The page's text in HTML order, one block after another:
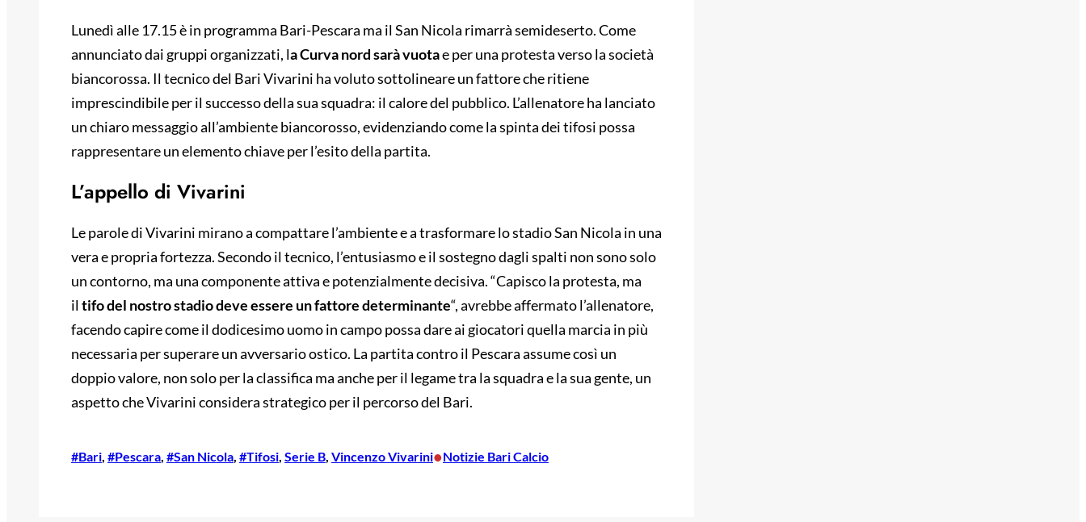
Lunedì alle 17.15 è in programma Bari-Pescara ma il San Nicola rimarrà semideserto. Come
annunciato dai gruppi organizzati, la Curva nord sarà vuotae per una protesta verso la società
biancorossa. Il tecnico del Bari Vivarini ha voluto sottolineare un fattore che ritiene
imprescindibile per il successo della sua squadra: il calore del pubblico. L’allenatore ha lanciato
un chiaro messaggio all’ambiente biancorosso, evidenziando come la spinta dei tifosi possa
rappresentare un elemento chiave per l’esito della partita.
L’appello di Vivarini
Le parole di Vivarini mirano a compattare l’ambiente e a trasformare lo stadio San Nicola in una
vera e propria fortezza. Secondo il tecnico, l’entusiasmo e il sostegno dagli spalti non sono solo
un contorno, ma una componente attiva e potenzialmente decisiva. “Capisco la protesta, ma
iltifo del nostro stadio deve essere un fattore determinante“, avrebbe affermato l’allenatore,
facendo capire come il dodicesimo uomo in campo possa dare ai giocatori quella marcia in più
necessaria per superare un avversario ostico. La partita contro il Pescara assume così un
doppio valore, non solo per la classifica ma anche per il legame tra la squadra e la sua gente, un
aspetto che Vivarini considera strategico per il percorso del Bari.
#Bari, #Pescara, #San Nicola, #Tifosi, Serie B, Vincenzo Vivarini•Notizie Bari Calcio